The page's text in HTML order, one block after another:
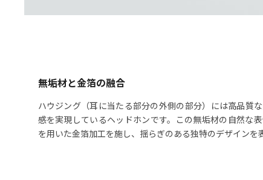
無垢材と金箔の融合
ハウジング（耳に当たる部分の外側の部分）には高品質
感を実現しているヘッドホンです。この無垢材の自然な
を用いた金箔加工を施し、揺らぎのある独特のデザインを